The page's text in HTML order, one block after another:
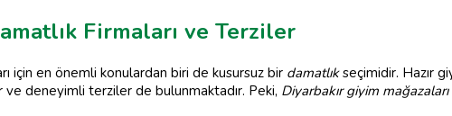
Firmaları ve Terziler
için en önemli konulardan biri de kusursuz bir damatlıkseçimidir. Hazır
deneyimli terziler de bulunmaktadır. Peki, Diyarbakır giyim mağazaları